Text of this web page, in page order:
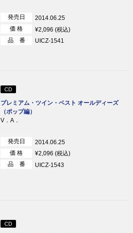
発売日
2014.06.25
価 格
¥2,096 (税込)
品 番
UICZ-1541
CD
プレミアム・ツイン・ベスト オールディーズ
（ポップ編）
V．A．
発売日
2014.06.25
価 格
¥2,096 (税込)
品 番
UICZ-1543
CD